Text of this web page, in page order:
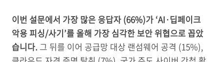
이번 설문에서 가장 많은 응답자 (66%)가 ‘AI·딥페이크
악용 피싱/사기’를 올해 가장 심각한 보안 위협으로 꼽았
습니다. 그 뒤를 이어 공급망 대상 랜섬웨어 공격 (15%),